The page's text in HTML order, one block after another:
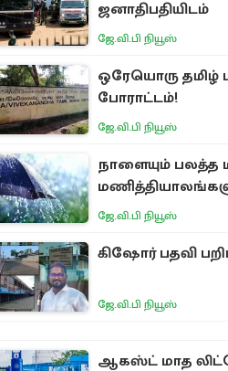
ஜனாதிபதியிடம்
ஜே.வி.பி நியூஸ்
ஒரேயொரு தமிழ்
போராட்டம்!
ஜே.வி.பி நியூஸ்
நாளையும் பலத்த
ஜே.வி.பி நியூஸ்
கிஷோர் பதவி
ஜே.வி.பி நியூஸ்
ஆகஸ்ட் மாத